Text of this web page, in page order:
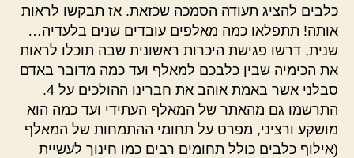
כלבים להציג תעודה הסמכה שכזאת. אז תבקשו לראות
אותה! תתפלאו כמה מאלפים עובדים שנים בלעדיה…
שנית, דרשו פגישת היכרות ראשונית שבה תוכלו לראות
את הכימיה שבין כלבכם למאלף ועד כמה מדובר באדם
סבלני אשר באמת אוהב את חברינו ההולכים על 4.
התרשמו גם מהאתר של המאלף העתידי ועד כמה הוא
מושקע ורציני, מפרט על תחומי ההתמחות של המאלף
(אילוף כלבים כולל תחומים רבים כמו חינוך לעשיית